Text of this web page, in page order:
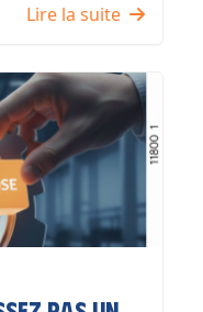
Lire la suite